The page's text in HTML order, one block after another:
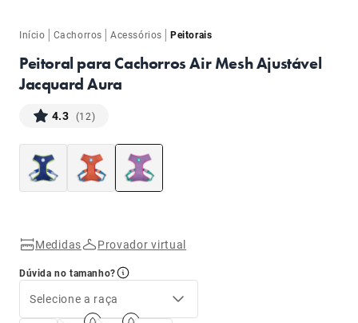
Início | Cachorros |Acessórios |Peitorais
Peitoral para Cachorros Air Mesh Ajustável
Jacquard Aura
4.3 (12)
Medidas Provador virtual
Dúvida no tamanho?
Selecione a raça